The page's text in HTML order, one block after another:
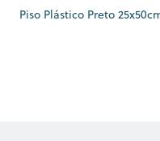
Piso Plástico Preto